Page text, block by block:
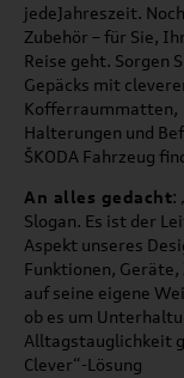
jedeJahreszeit.
Zubehör – für Sie,
Reise geht. Sorgen
Gepäcks mit
Kofferraummatten,
Halterungen und
ŠKODA Fahrzeug
An alles gedacht:
Slogan. Es ist der
Aspekt unseres
Funktionen,
auf seine eigene
ob es um
Alltagstauglichkeit
Clever“-Lösung